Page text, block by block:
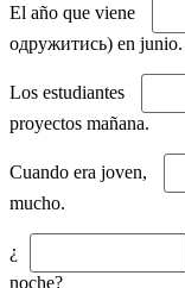
El año que viene
одружитись) en junio.
Los estudiantes
proyectos mañana.
Cuando era joven,
mucho.
¿
noche?